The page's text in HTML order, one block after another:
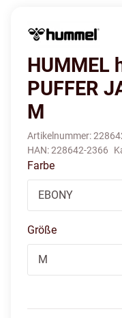
HUMMEL
PUFFER
M
Artikelnummer:
HAN:228642-2366
Farbe
EBONY
Größe
M